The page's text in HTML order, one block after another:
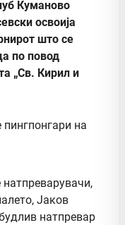
Куманово
освоија
што се
по повод
„Св. Кирил и
Јаков
натпревар